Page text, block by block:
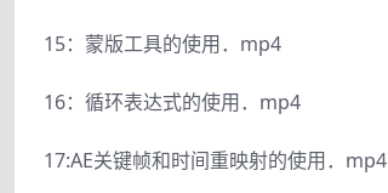
15：蒙版工具的使用．mp4
16：循环表达式的使用．mp4
17:AE关键帧和时间重映射的使用．mp4